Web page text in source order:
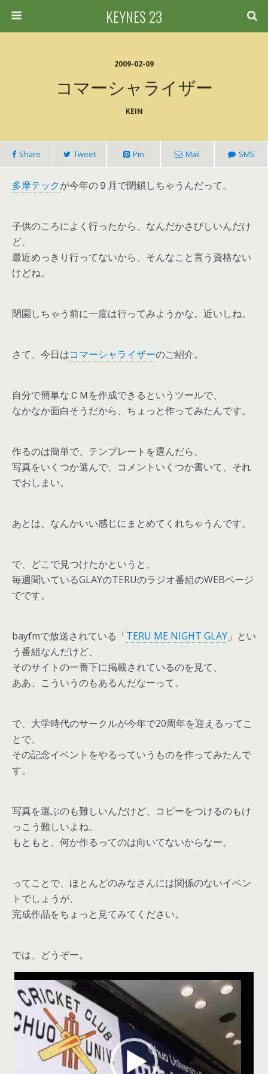
KEYNES 23
2009-02-09
コマーシャライザー
KEIN
Share Tweet Pin Mail SMS
多摩テックが今年の９月で閉鎖しちゃうんだって。
子供のころによく行ったから、なんだかさびしいんだけ
ど、
最近めっきり行ってないから、そんなこと言う資格ない
けどね。
閉園しちゃう前に一度は行ってみようかな。近いしね。
さて、今日はコマーシャライザーのご紹介。
自分で簡単なＣＭを作成できるというツールで、
なかなか面白そうだから、ちょっと作ってみたんです。
作るのは簡単で、テンプレートを選んだら、
写真をいくつか選んで、コメントいくつか書いて、それ
でおしまい。
あとは、なんかいい感じにまとめてくれちゃうんです。
で、どこで見つけたかというと、
毎週聞いているGLAYのTERUのラジオ番組のWEBページ
でです。
bayfmで放送されている「TERU ME NIGHT GLAY 」とい
う番組なんだけど、
そのサイトの一番下に掲載されているのを見て、
ああ、こういうのもあるんだなーって。
で、大学時代のサークルが今年で20周年を迎えるってこ
とで、
その記念イベントをやるっていうものを作ってみたんで
す。
写真を選ぶのも難しいんだけど、コピーをつけるのもけ
っこう難しいよね。
もともと、何か作るってのは向いてないからなー。
ってことで、ほとんどのみなさんには関係のないイベン
トでしょうが、
完成作品をちょっと見てみてください。
では、どうぞー。
動
画
プ
レ
ー
ヤ